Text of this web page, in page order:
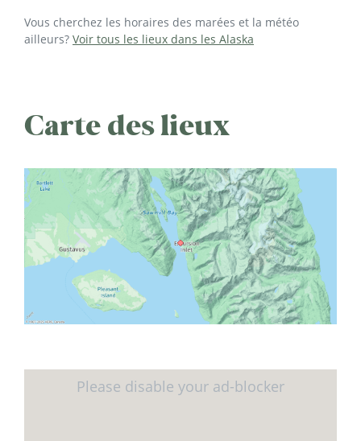
Vous cherchez les horaires des marées et la météo
ailleurs? Voir tous les lieux dans les Alaska
Carte des lieux